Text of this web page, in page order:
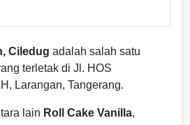
Ciledug adalah salah satu
terletak di Jl. HOS
Larangan, Tangerang.
lain Roll Cake Vanilla,